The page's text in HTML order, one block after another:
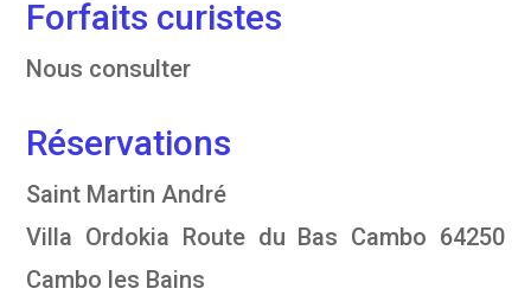
Forfaits curistes
Nous consulter
Réservations
Saint Martin André
Villa Ordokia Route du Bas Cambo 64250
Cambo les Bains